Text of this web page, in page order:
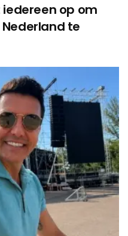
iedereen op om
te